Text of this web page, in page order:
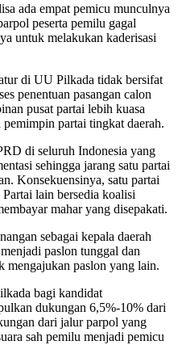
ada empat pemicu munculnya
peserta pemilu gagal
untuk melakukan kaderisasi
di UU Pilkada tidak bersifat
penentuan pasangan calon
pusat partai lebih kuasa
partai tingkat daerah.
di seluruh Indonesia yang
sehingga jarang satu partai
Konsekuensinya, satu partai
lain bersedia koalisi
mahar yang disepakati.
sebagai kepala daerah
paslon tunggal dan
mengajukan paslon yang lain.
bagi kandidat
dukungan 6,5%-10% dari
dari jalur parpol yang
sah pemilu menjadi pemicu